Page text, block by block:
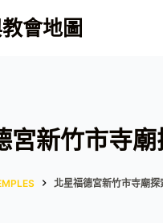
會地圖
宮新竹市寺廟
北星福德宮新竹市寺廟探